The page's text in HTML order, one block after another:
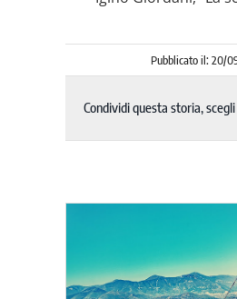
Pubblicato il: 20/
Condividi questa storia,